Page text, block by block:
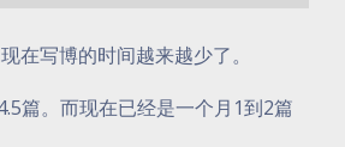
在写博的时间越来越少了。
篇。而现在已经是一个月1到2篇